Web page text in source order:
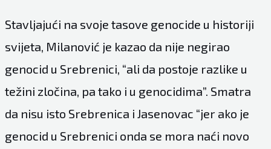
Stavljajući na svoje tasove genocide u historiji
svijeta, Milanović je kazao da nije negirao
genocid u Srebrenici, “ali da postoje razlike u
težini zločina, pa tako i u genocidima”. Smatra
da nisu isto Srebrenica i Jasenovac “jer ako je
genocid u Srebrenici onda se mora naći novo